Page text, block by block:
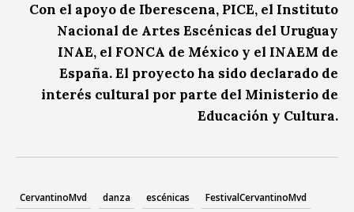
Con el apoyo de Iberescena, PICE, el Instituto
Nacional de Artes Escénicas del Uruguay
INAE, el FONCA de México y el INAEM de
España. El proyecto ha sido declarado de
interés cultural por parte del Ministerio de
Educación y Cultura.
CervantinoMvd danza escénicas
FestivalCervantinoMvd